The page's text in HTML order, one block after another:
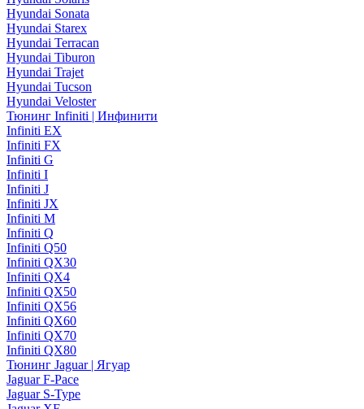
Hyundai Sonata
Hyundai Starex
Hyundai Terracan
Hyundai Tiburon
Hyundai Trajet
Hyundai Tucson
Hyundai Veloster
Тюнинг Infiniti | Инфинити
Infiniti EX
Infiniti FX
Infiniti G
Infiniti I
Infiniti J
Infiniti JX
Infiniti M
Infiniti Q
Infiniti Q50
Infiniti QX30
Infiniti QX4
Infiniti QX50
Infiniti QX56
Infiniti QX60
Infiniti QX70
Infiniti QX80
Тюнинг Jaguar | Ягуар
Jaguar F-Pace
Jaguar S-Type